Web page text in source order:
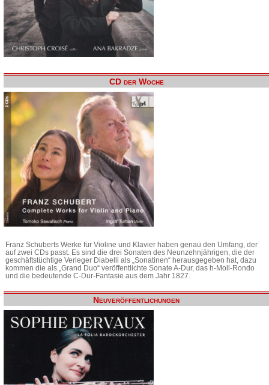
CD der Woche
Franz Schuberts Werke für Violine und Klavier haben genau den Umfang, der
auf zwei CDs passt. Es sind die drei Sonaten des Neunzehnjährigen, die der
geschäftstüchtige Verleger Diabelli als „Sonatinen“ herausgegeben hat, dazu
kommen die als „Grand Duo“ veröffentlichte Sonate A-Dur, das h-Moll-Rondo
und die bedeutende C-Dur-Fantasie aus dem Jahr 1827.
Neuveröffentlichungen